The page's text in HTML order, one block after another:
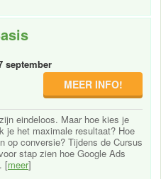
september
MEER INFO!
eindeloos. Maar hoe kies je
je het maximale resultaat? Hoe
op conversie? Tijdens de Cursus
stap zien hoe Google Ads
[meer]